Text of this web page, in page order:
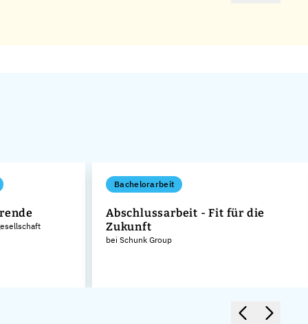
Bachelorarbeit
Abschlussarbeit - Fit für die
Zukunft
bei Schunk Group